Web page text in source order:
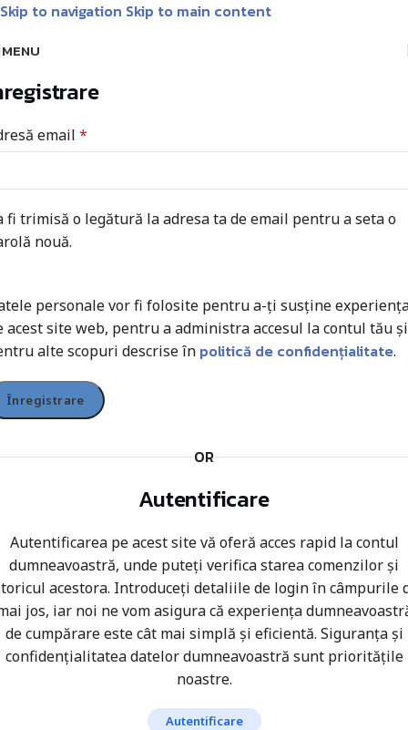
Skip to navigation Skip to main content
MENU
email *
fi trimisă o legătură la adresa ta de email pentru a seta o
nouă.
personale vor fi folosite pentru a-ți susține
acest site web, pentru a administra accesul la contul tău și
alte scopuri descrise în politică de confidențialitate.
Înregistrare
OR
Autentificare
Autentificarea pe acest site vă oferă acces rapid la contul
dumneavoastră, unde puteți verifica starea comenzilor și
acestora. Introduceți detaliile de login în câmpurile
jos, iar noi ne vom asigura că experiența
de cumpărare este cât mai simplă și eficientă. Siguranța și
confidențialitatea datelor dumneavoastră sunt prioritățile
noastre.
Autentificare